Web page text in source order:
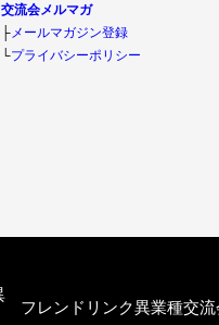
交流会メルマガ
├メールマガジン登録
└プライバシーポリシー
フレンドリンク異業種交流